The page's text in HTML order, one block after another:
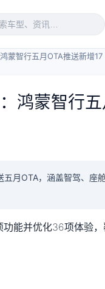
蒙智行五月OTA推送新增17
鸿蒙智行
月OTA，涵盖智驾、座
功能并优化36项体验